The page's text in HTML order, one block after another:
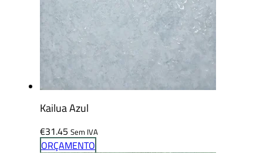
Kailua Azul
€31.45 Sem IVA
ORÇAMENTO